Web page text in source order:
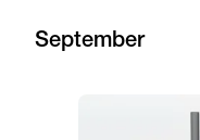
September